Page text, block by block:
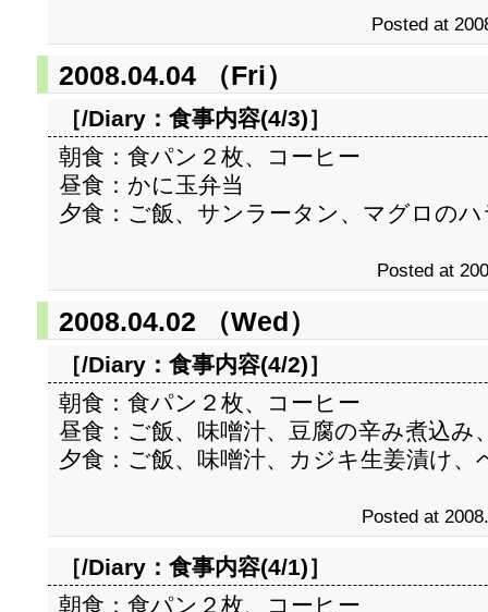
Posted at
2008.04.04 （Fri）
［/Diary： 食事内容(4/3)］
朝食：食パン２枚、コーヒー
昼食：かに玉弁当
夕食：ご飯、サンラータン、マグロの
Posted at
2008.04.02 （Wed）
［/Diary： 食事内容(4/2)］
朝食：食パン２枚、コーヒー
昼食：ご飯、味噌汁、豆腐の辛み煮込
夕食：ご飯、味噌汁、カジキ生姜漬け、
Posted at
［/Diary： 食事内容(4/1)］
朝食：食パン２枚、コーヒー